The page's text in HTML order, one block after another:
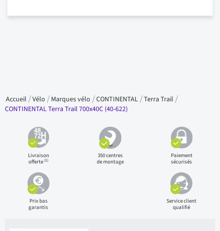
Accueil Vélo Marques vélo CONTINENTAL Terra Trail
CONTINENTAL Terra Trail 700x40C (40-622)
Livraison
offerte(1)
350 centres
de montage
Paiement
sécurisés
Prix bas
garantis
Service client
qualifié